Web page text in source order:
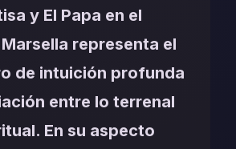
y El Papa en el
representa el
de intuición profunda
entre lo terrenal
En su aspecto